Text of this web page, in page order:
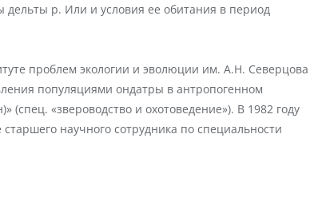
дельты p. Или и условия ее обитания в пеpиод
проблем экологии и эволюции им. А.Н. Северцова
популяциями ондатры в антропогенном
«звероводство и охотоведение»). В 1982 году
научного сотрудника по специальности